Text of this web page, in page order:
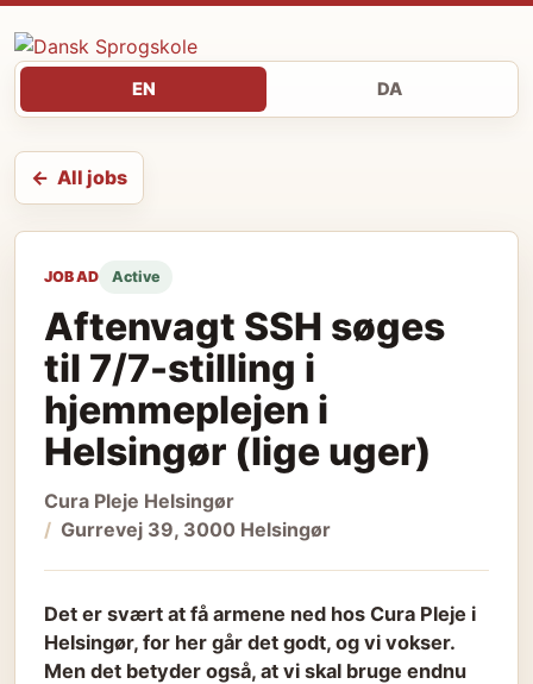
EN DA
All jobs
JOB AD Active
Aftenvagt SSH søges
til 7/7-stilling i
hjemmeplejen i
Helsingør (lige uger)
Cura Pleje Helsingør
Gurrevej 39, 3000 Helsingør
Det er svært at få armene ned hos Cura Pleje i
Helsingør, for her går det godt, og vi vokser.
Men det betyder også, at vi skal bruge endnu